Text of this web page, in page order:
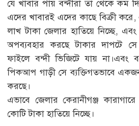
যে খাবার পায় বন্দীরা তা থেকে কম
এদের খাবারই এদের কাছে বিক্রী করে,
লাখ টাকা জেলার হাতিয়ে নিচ্ছে,
অপব্যবহার করছে টাকার দাপটে
ফাইলে বন্দী ভিজিটে যায় না।এবং
পিকআপ গাড়ী সে ব্যক্তিগতভাবে
করছে।
এভাবে জেলার কেরানীগঞ্জ
কোটি টাকা হাতিয়ে নিচ্ছে।